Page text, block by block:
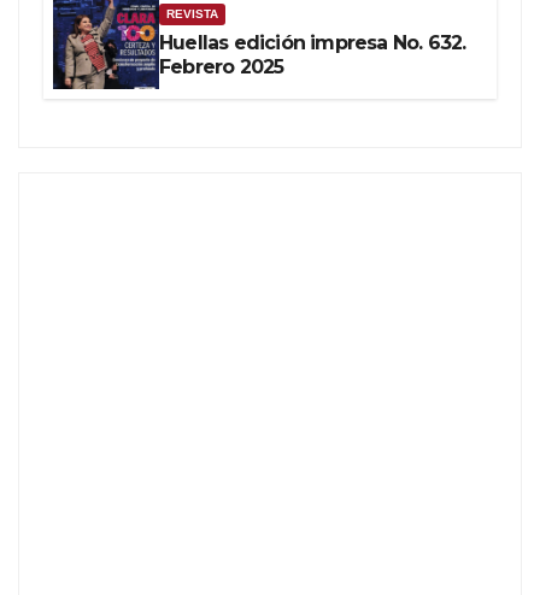
REVISTA
Huellas edición impresa No. 632.
Febrero 2025